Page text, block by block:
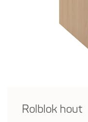
Rolblok hout